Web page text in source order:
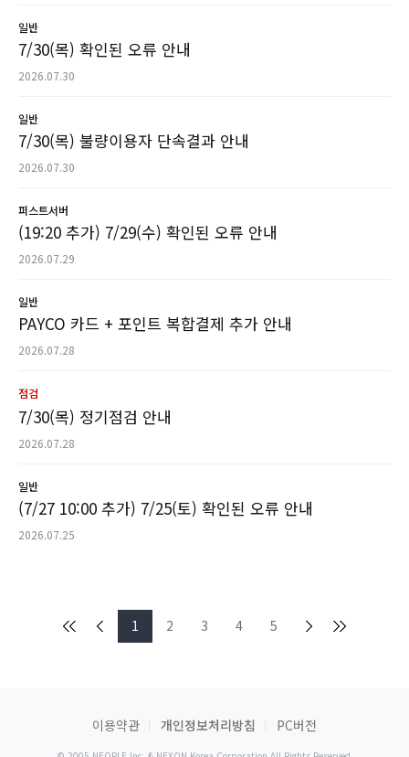
일반
7/30(목) 확인된 오류 안내
2026.07.30
일반
7/30(목) 불량이용자 단속결과 안내
2026.07.30
퍼스트서버
(19:20 추가) 7/29(수) 확인된 오류 안내
2026.07.29
일반
PAYCO 카드 + 포인트 복합결제 추가 안내
2026.07.28
점검
7/30(목) 정기점검 안내
2026.07.28
일반
(7/27 10:00 추가) 7/25(토) 확인된 오류 안내
2026.07.25
1 2 3 4 5
이용약관 개인정보처리방침 PC버전